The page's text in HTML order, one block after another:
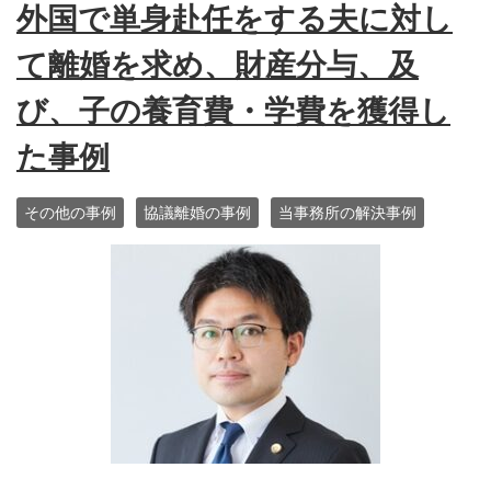
外国で単身赴任をする夫に対し
て離婚を求め、財産分与、及
び、子の養育費・学費を獲得し
た事例
その他の事例 協議離婚の事例 当事務所の解決事例